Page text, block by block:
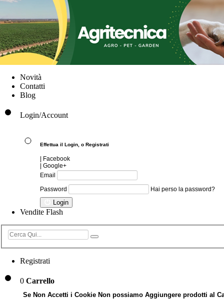
Novità
Contatti
Blog
Login/Account
Effettua il Login, o Registrati
| Facebook
| Google+
Email
Password
Hai perso la password?
Login
Vendite Flash
Registrati
0 Carrello
Se Non Accetti i Cookie Non possiamo Aggiungere prodotti al